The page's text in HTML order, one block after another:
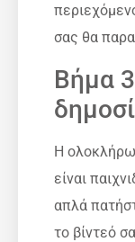
σας θα
Βήμα
Η
είναι
απλά
το βίντεό